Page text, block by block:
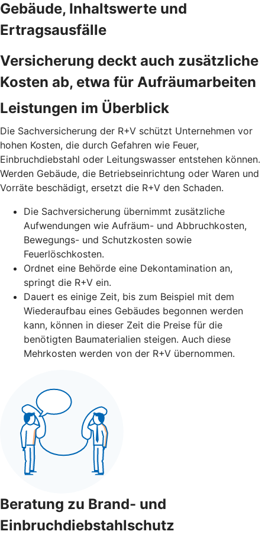
Gebäude, Inhaltswerte und
Ertragsausfälle
Versicherung deckt auch zusätzliche
Kosten ab, etwa für Aufräumarbeiten
Leistungen im Überblick
Die Sachversicherung der R+V schützt Unternehmen vor
hohen Kosten, die durch Gefahren wie Feuer,
Einbruchdiebstahl oder Leitungswasser entstehen können.
Werden Gebäude, die Betriebseinrichtung oder Waren und
Vorräte beschädigt, ersetzt die R+V den Schaden.
Die Sachversicherung übernimmt zusätzliche
Aufwendungen wie Aufräum- und Abbruchkosten,
Bewegungs- und Schutzkosten sowie
Feuerlöschkosten.
Ordnet eine Behörde eine Dekontamination an,
springt die R+V ein.
Dauert es einige Zeit, bis zum Beispiel mit dem
Wiederaufbau eines Gebäudes begonnen werden
kann, können in dieser Zeit die Preise für die
benötigten Baumaterialien steigen. Auch diese
Mehrkosten werden von der R+V übernommen.
Beratung zu Brand- und
Einbruchdiebstahlschutz